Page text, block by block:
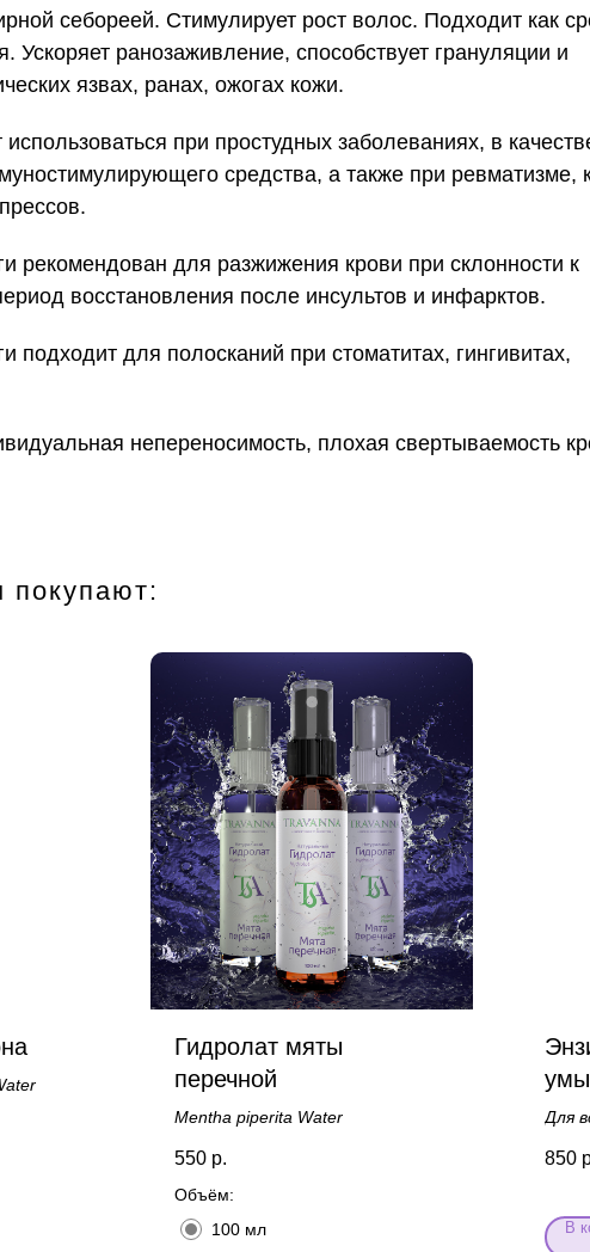
себореей. Стимулирует рост волос. Подходит как
Ускоряет ранозаживление, способствует грануляции и
язвах, ранах, ожогах кожи.
при простудных заболеваниях, в
средства, а также при ревматизме,
рекомендован для разжижения крови при склонности к
восстановления после инсультов и инфарктов.
подходит для полосканий при стоматитах, гингивитах,
непереносимость, плохая свертываемость
покупают:
Гидролат мяты
перечной
Mentha piperita Water
550 р.
Объём:
100 мл
Для
850
В